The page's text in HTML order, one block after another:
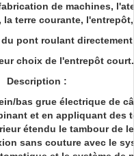
de machines,
terre courante,
pont roulant
choix de l'entrepôt court.
Description :
bas grue électrique de
et en appliquant des
étendu le tambour de
sans couture avec le